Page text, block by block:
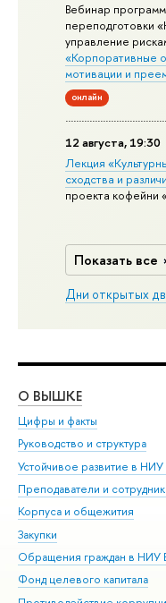
Вебинар
переподготовки
управление
«Корпоративные
мотивации и
онлайн
12 августа, 19:30
Лекция
сходства и
проекта кофейни
Показать все
Дни открытых
О ВЫШКЕ
Цифры и факты
Руководство и структура
Устойчивое развитие в
Преподаватели и
Корпуса и общежития
Закупки
Обращения граждан в
Фонд целевого капитала